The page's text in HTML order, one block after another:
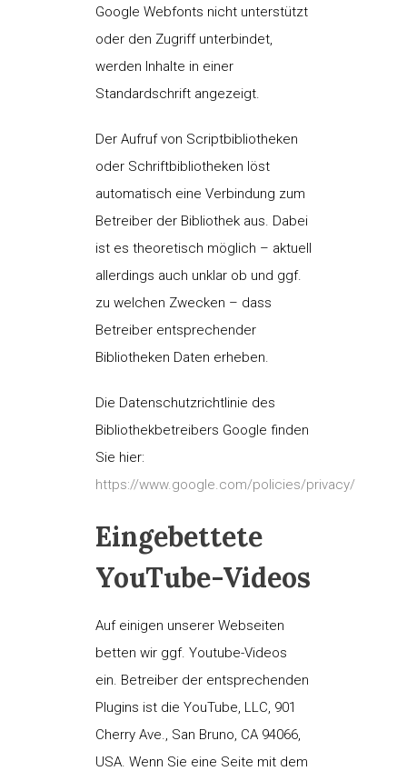
Google Webfonts nicht unterstützt
oder den Zugriff unterbindet,
werden Inhalte in einer
Standardschrift angezeigt.
Der Aufruf von Scriptbibliotheken
oder Schriftbibliotheken löst
automatisch eine Verbindung zum
Betreiber der Bibliothek aus. Dabei
ist es theoretisch möglich – aktuell
allerdings auch unklar ob und ggf.
zu welchen Zwecken – dass
Betreiber entsprechender
Bibliotheken Daten erheben.
Die Datenschutzrichtlinie des
Bibliothekbetreibers Google finden
Sie hier:
https://www.google.com/policies/privacy/
Eingebettete
YouTube-Videos
Auf einigen unserer Webseiten
betten wir ggf. Youtube-Videos
ein. Betreiber der entsprechenden
Plugins ist die YouTube, LLC, 901
Cherry Ave., San Bruno, CA 94066,
USA. Wenn Sie eine Seite mit dem